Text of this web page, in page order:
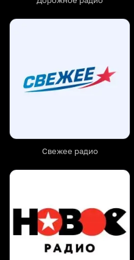
Свежее радио